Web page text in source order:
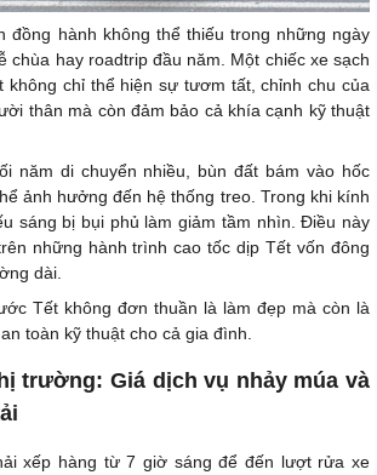
đồng hành không thể thiếu trong những ngày
chùa hay roadtrip đầu năm. Một chiếc xe sạch
không chỉ thể hiện sự tươm tất, chỉnh chu của
thân mà còn đảm bảo cả khía cạnh kỹ thuật
năm di chuyển nhiều, bùn đất bám vào hốc
ảnh hưởng đến hệ thống treo. Trong khi kính
sáng bị bụi phủ làm giảm tầm nhìn. Điều này
những hành trình cao tốc dịp Tết vốn đông
dài.
Tết không đơn thuần là làm đẹp mà còn là
toàn kỹ thuật cho cả gia đình.
trường: Giá dịch vụ nhảy múa và
xếp hàng từ 7 giờ sáng để đến lượt rửa xe